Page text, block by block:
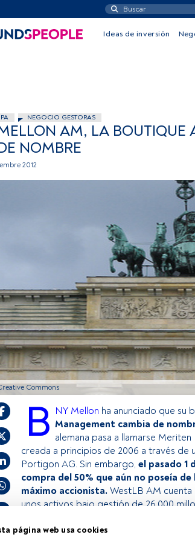
página web usa cookies
Ideas de inversión
NEGOCIO GESTORAS
AM, LA BOUTIQUE
NOMBRE
2012
Commons
B NY Mellon ha anunciado que su
Management cambia de
alemana pasa a llamarse
creada a principios de 2006 a través de
Portigon AG. Sin embargo, el pasado 1
compra del 50% que aún no poseía
máximo accionista. WestLB AM cuenta
unos activos bajo gestión de 26.000